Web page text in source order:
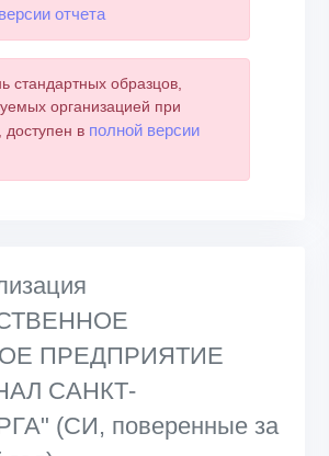
отчета
стандартных образцов,
организацией при
доступен в полной версии
ПРЕДПРИЯТИЕ
САНКТ-
(СИ, поверенные за